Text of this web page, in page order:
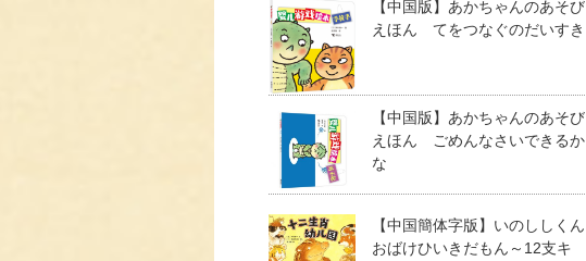
【中国版】あかちゃんのあそび
えほん てをつなぐのだいすき
【中国版】あかちゃんのあそび
えほん ごめんなさいできるか
な
【中国簡体字版】いのししくん
おばけひいきだもん～12支キ